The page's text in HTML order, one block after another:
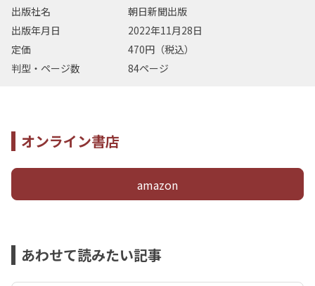
出版社名
朝日新聞出版
出版年月日
2022年11月28日
定価
470円（税込）
判型・ページ数
84ページ
オンライン書店
amazon
あわせて読みたい記事